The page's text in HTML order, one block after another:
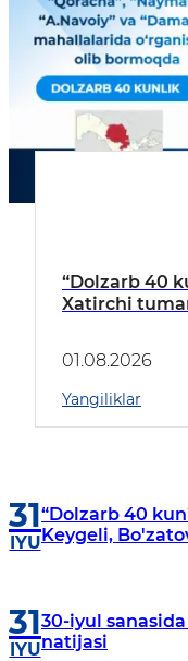
“Dolzarb 40
Xatirchi
borildi
01.08.2026
Yangiliklar
31
IYU
“Dolzarb 40
Keygeli,
31
IYU
30-iyul
natijasi